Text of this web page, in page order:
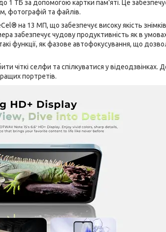
1 ТБ за допомогою картки пам'яті. Це
фотографій та файлів.
на 13 МП, що забезпечує високу якість
забезпечує чудову продуктивність як в
функції, як фазове автофокусування, що
чіткі селфи та спілкуватися у відеодзвінках.
портретів.